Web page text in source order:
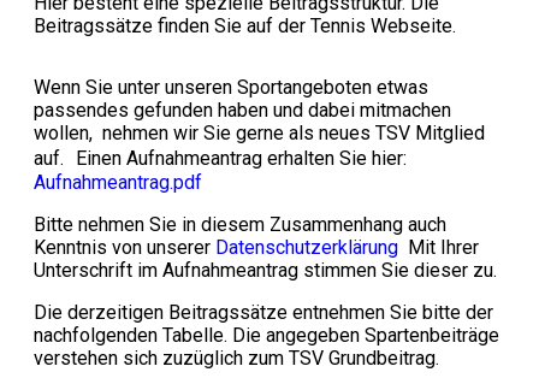
Beitragssätze finden Sie auf der Tennis Webseite.
Wenn Sie unter unseren Sportangeboten etwas
passendes gefunden haben und dabei mitmachen
wollen, nehmen wir Sie gerne als neues TSV Mitglied
auf. Einen Aufnahmeantrag erhalten Sie hier:
Aufnahmeantrag.pdf
Bitte nehmen Sie in diesem Zusammenhang auch
Kenntnis von unserer Datenschutzerklärung Mit Ihrer
Unterschrift im Aufnahmeantrag stimmen Sie dieser zu.
Die derzeitigen Beitragssätze entnehmen Sie bitte der
nachfolgenden Tabelle. Die angegeben Spartenbeiträge
verstehen sich zuzüglich zum TSV Grundbeitrag.